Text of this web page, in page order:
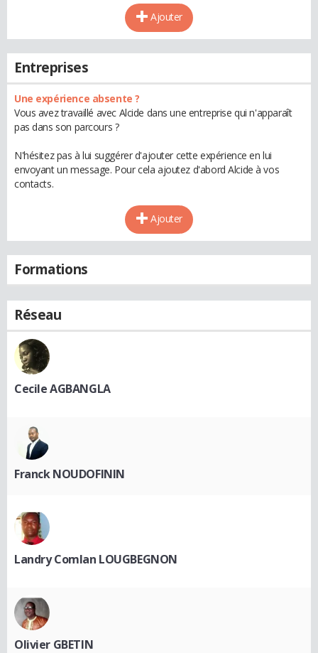
Ajouter
Entreprises
Une expérience absente ?
Vous avez travaillé avec Alcide dans une entreprise qui n'apparaît
pas dans son parcours ?
N'hésitez pas à lui suggérer d'ajouter cette expérience en lui
envoyant un message. Pour cela ajoutez d'abord Alcide à vos
contacts.
Ajouter
Formations
Réseau
Cecile AGBANGLA
Franck NOUDOFININ
Landry Comlan LOUGBEGNON
Olivier GBETIN